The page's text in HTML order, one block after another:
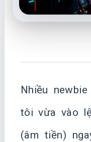
Nhiều
tôi vừa vào
(âm tiền)